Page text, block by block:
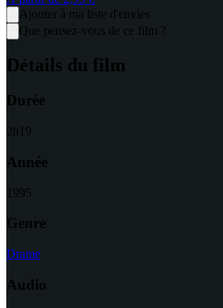
Ajouter à ma liste d'envies
Que pensez-vous de ce film ?
Détails du film
Durée
2h 19
Année
1995
Genre
Drame
Audio